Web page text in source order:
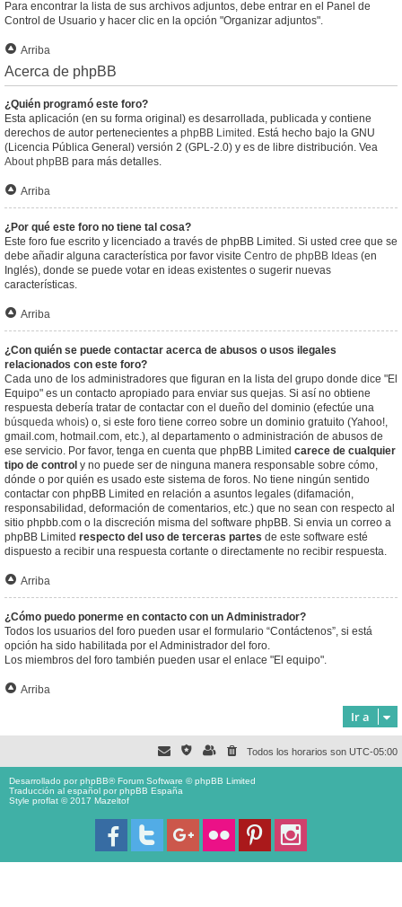
Para encontrar la lista de sus archivos adjuntos, debe entrar en el Panel de
Control de Usuario y hacer clic en la opción "Organizar adjuntos".
Arriba
Acerca de phpBB
¿Quién programó este foro?
Esta aplicación (en su forma original) es desarrollada, publicada y contiene
derechos de autor pertenecientes a phpBB Limited . Está hecho bajo la GNU
(Licencia Pública General) versión 2 (GPL-2.0) y es de libre distribución. Vea
About phpBB para más detalles.
Arriba
¿Por qué este foro no tiene tal cosa?
Este foro fue escrito y licenciado a través de phpBB Limited. Si usted cree que se
debe añadir alguna característica por favor visite Centro de phpBB Ideas (en
Inglés), donde se puede votar en ideas existentes o sugerir nuevas
características.
Arriba
¿Con quién se puede contactar acerca de abusos o usos ilegales
relacionados con este foro?
Cada uno de los administradores que figuran en la lista del grupo donde dice "El
Equipo" es un contacto apropiado para enviar sus quejas. Si así no obtiene
respuesta debería tratar de contactar con el dueño del dominio (efectúe una
búsqueda whois) o, si este foro tiene correo sobre un dominio gratuito (Yahoo!,
gmail.com, hotmail.com, etc.), al departamento o administración de abusos de
ese servicio. Por favor, tenga en cuenta que phpBB Limited carece de cualquier
tipo de control y no puede ser de ninguna manera responsable sobre cómo,
dónde o por quién es usado este sistema de foros. No tiene ningún sentido
contactar con phpBB Limited en relación a asuntos legales (difamación,
responsabilidad, deformación de comentarios, etc.) que no sean con respecto al
sitio phpbb.com o la discreción misma del software phpBB. Si envia un correo a
phpBB Limited respecto del uso de terceras partes de este software esté
dispuesto a recibir una respuesta cortante o directamente no recibir respuesta.
Arriba
¿Cómo puedo ponerme en contacto con un Administrador?
Todos los usuarios del foro pueden usar el formulario “Contáctenos”, si está
opción ha sido habilitada por el Administrador del foro.
Los miembros del foro también pueden usar el enlace "El equipo".
Arriba
Ir a
Todos los horarios son UTC-05:00
Desarrollado porphpBB® Forum Software © phpBB Limited
Traducción al español porphpBB España
Style proflat © 2017 Mazeltof